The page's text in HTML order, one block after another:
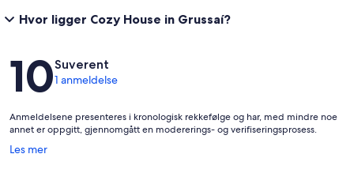
Hvor ligger Cozy House in Grussaí?
Anmeldelser
10Suverent
1 anmeldelse
Anmeldelsene presenteres i kronologisk rekkefølge og har, med mindre noe
annet er oppgitt, gjennomgått en modererings- og verifiseringsprosess.
Les mer
Åpnes